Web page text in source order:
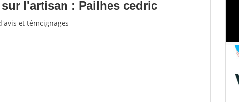
l'artisan : Pailhes cedric
et témoignages